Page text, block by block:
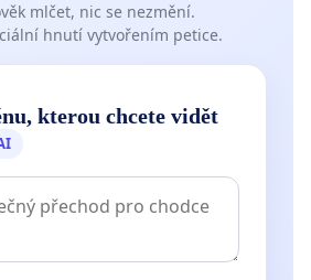
mlčet, nic se nezmění.
hnutí vytvořením petice.
kterou chcete vidět